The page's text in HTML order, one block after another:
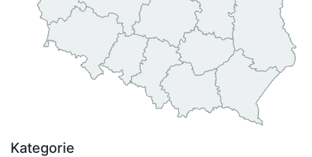
Kategorie